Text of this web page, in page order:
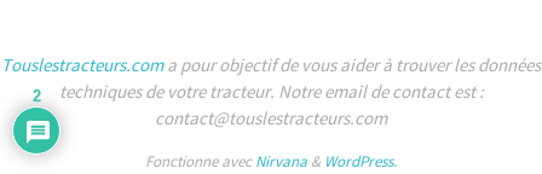
Touslestracteurs.coma pour objectif de vous aider à trouver les données
techniques de votre tracteur. Notre email de contact est :
contact@touslestracteurs.com
Fonctionne avecNirvana & WordPress.
2